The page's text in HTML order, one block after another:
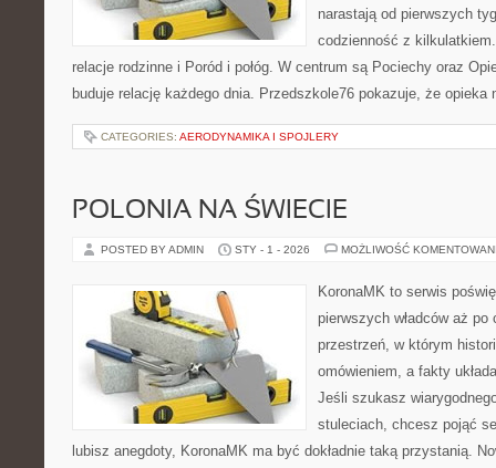
narastają od pierwszych
codzienność z
relacje rodzinne i Poród i połóg. W centrum są Pociechy oraz
buduje relację każdego dnia. Przedszkole76 pokazuje, że
CATEGORIES: AERODYNAMIKA I SPOJLERY
POLONIA NA ŚWIECIE
POSTED BY ADMIN STY - 1 - 2026 MOŻLIWOŚĆ
KoronaMK to serwis
pierwszych władców aż
przestrzeń, w którym
omówieniem, a fakty
Jeśli szukasz
stuleciach, chcesz pojąć
lubisz anegdoty, KoronaMK ma być dokładnie taką przystanią.